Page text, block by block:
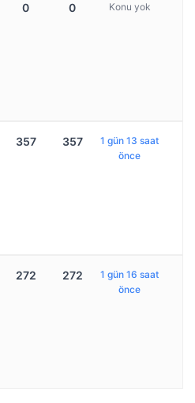
0 0 Konu yok
357 357
1 gün 13 saat
önce
272 272
1 gün 16 saat
önce